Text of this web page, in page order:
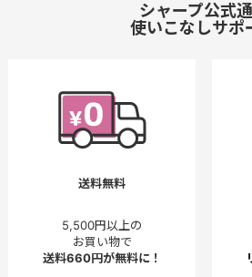
シャープ公式
使いこなしサポ
送料無料
5,500円以上の
お買い物で
送料660円が無料に！